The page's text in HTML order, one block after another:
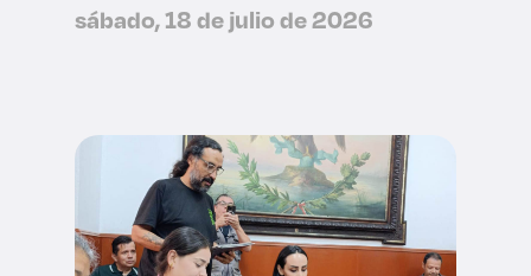
sábado, 18 de julio de 2026